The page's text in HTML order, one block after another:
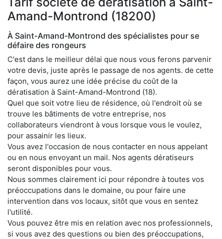
Amand-Montrond (18200)
À Saint-Amand-Montrond des spécialistes pour se
défaire des rongeurs
C'est dans le meilleur délai que nous vous ferons parvenir
votre devis, juste après le passage de nos agents. de cette
façon, vous aurez une idée précise du coût de la
dératisation à Saint-Amand-Montrond (18).
Quel que soit votre lieu de résidence, où l'endroit où se
trouve les bâtiments de votre entreprise, nos
collaborateurs viendront à vous lorsque vous le voulez,
pour assainir les lieux.
Vous avez l'occasion de nous contacter en nous appelant
ou en nous envoyant un mail. Nos agents dératiseurs
seront disponibles pour vous.
Nous sommes clairement ici pour répondre à toutes vos
préoccupations dans le domaine, ou pour faire une
intervention dans vos locaux, sitôt que vous en sentez
l'utilité.
Vous pouvez être mis en relation avec nos professionnels,
si vous avez des questions ou bien des préoccupations,